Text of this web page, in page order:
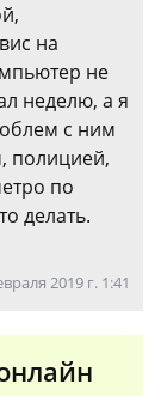
на
не
неделю, а я
с ним
полицией,
по
делать.
2019 г. 1:41